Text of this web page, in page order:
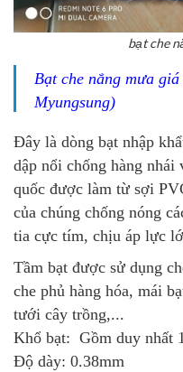
bạt che
Bạt che nắng mưa
Myungsung)
Đây là dòng bạt nhập
dập nổi chống hàng
quốc được làm từ sợi
của chúng chống nóng
tia cực tím, chịu áp lực
Tầm bạt được sử dụng
che phủ hàng hóa, mái
tưới cây trồng,...
Khổ bạt: Gồm duy nhất
Độ dày: 0.38mm